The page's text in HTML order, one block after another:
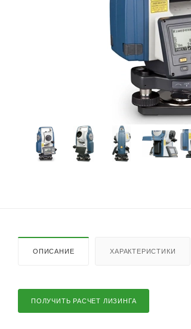
ОПИСАНИЕ ХАРАКТЕРИСТИКИ
ПОЛУЧИТЬ РАСЧЕТ ЛИЗИНГА